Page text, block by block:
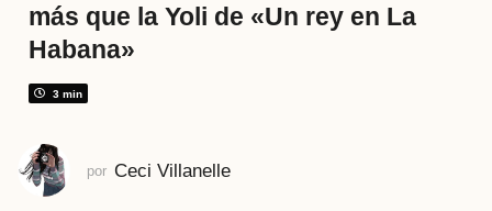
á
s
5
o
más que la Yoli de «Un rey en La
Habana»
3 min
por Ceci Villanelle